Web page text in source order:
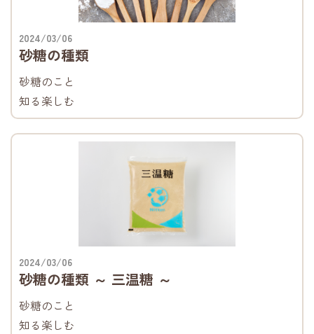
2024/03/06
砂糖の種類
砂糖のこと
知る楽しむ
2024/03/06
砂糖の種類 ～ 三温糖 ～
砂糖のこと
知る楽しむ